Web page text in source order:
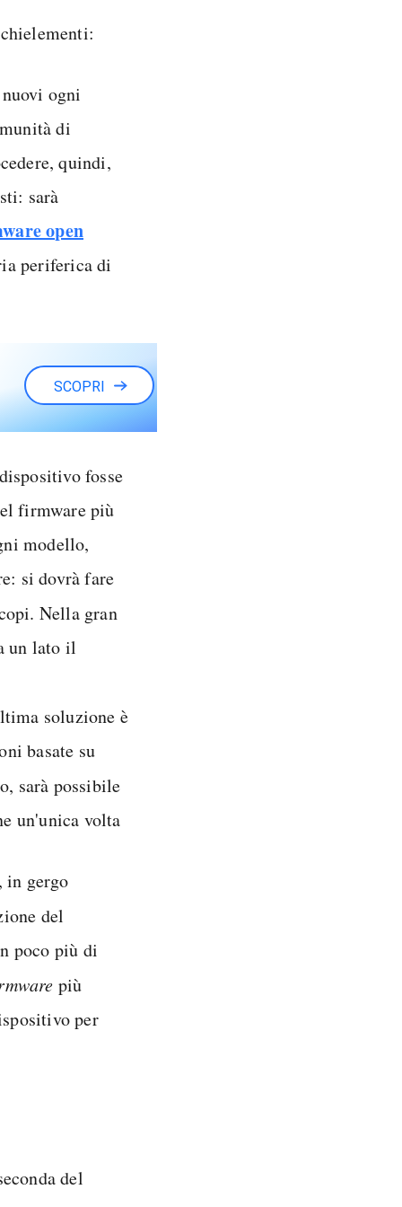
ogni
di
quindi,
sarà
open
periferica di
SCOPRI
fosse
firmware più
modello,
si dovrà fare
Nella gran
un lato il
soluzione è
basate su
sarà possibile
un'unica volta
in gergo
del
poco più di
più
per
del